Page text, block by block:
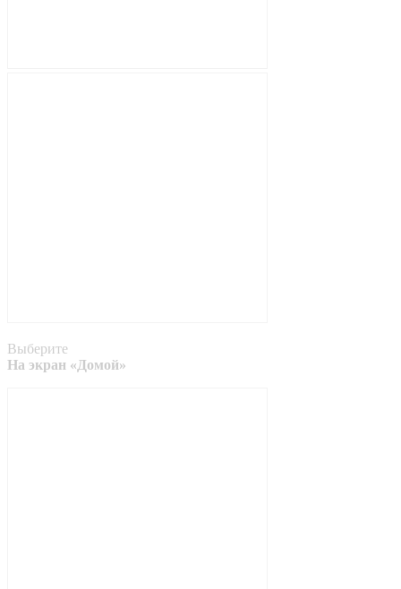
Выберите
На экран «Домой»